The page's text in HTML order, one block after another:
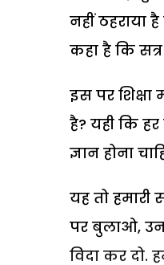
नहीं ठहराया
कहा है कि
इस पर शिक्षा
है? यही कि
ज्ञान होना
यह तो
पर बुलाओ,
विदा कर दो.